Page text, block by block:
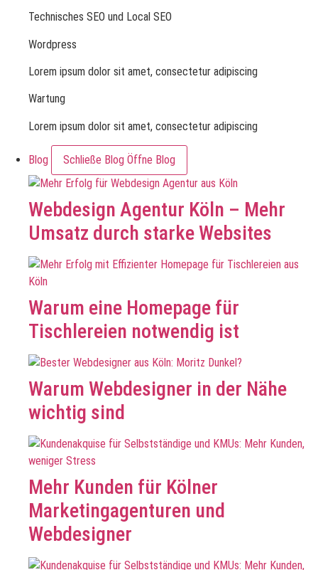
Technisches SEO und Local SEO
Wordpress
Lorem ipsum dolor sit amet, consectetur adipiscing
Wartung
Lorem ipsum dolor sit amet, consectetur adipiscing
Blog Schließe Blog Öffne Blog
Webdesign Agentur Köln – Mehr
Umsatz durch starke Websites
Warum eine Homepage für
Tischlereien notwendig ist
Warum Webdesigner in der Nähe
wichtig sind
Mehr Kunden für Kölner
Marketingagenturen und
Webdesigner